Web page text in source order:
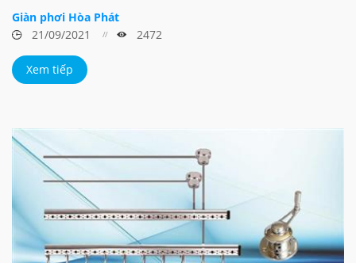
Giàn phơi Hòa Phát
21/09/2021
2472
Xem tiếp